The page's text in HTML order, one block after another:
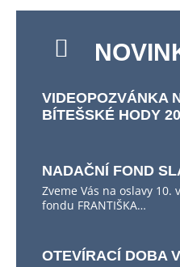
VIDEOPOZVÁNKA
BÍTEŠSKÉ HODY
NADAČNÍ FOND
Zveme Vás na oslavy
fondu FRANTIŠKA…
OTEVÍRACÍ DOBA